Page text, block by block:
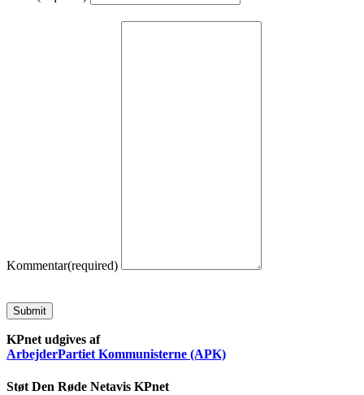
Kommentar(required)
Submit
KPnet udgives af
ArbejderPartiet Kommunisterne (APK)
Støt Den Røde Netavis KPnet